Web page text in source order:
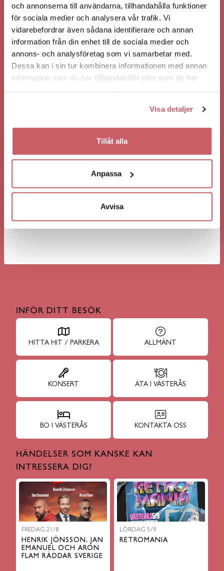
och annonserna till användarna, tillhandahålla funktioner
för sociala medier och analysera vår trafik. Vi
vidarebefordrar även sådana identifierare och annan
information från din enhet till de sociala medier och
annons- och analysföretag som vi samarbetar med.
Dessa kan i sin tur kombinera informationen med annan
information som du har tillhandahållit eller som de har
Visa detaljer
Tillåt alla
Anpassa
Avvisa
Stora paketet: 3 enheter öl/vin/cider/bubbel, 1 snaps/avec –
361 kr ex moms
Mellanpaketet: 3 enheter öl/vin/cider/bubbel – 237 kr
ex moms
Lilla paketet: 2 enheter öl/vin/cider/bubbel – 158 kr
ex moms
Enhet öl/vin/cider/bubbel 79 kr ex moms.
Snaps/avec 124 kr ex moms
Champagne 139 kr ex moms.
Alkoholfritt vin/öl 55 kr ex moms.
INFÖR DITT BESÖK
HITTA HIT / PARKERA ALLMÄNT
KONSERT ÄTA I VÄSTERÅS
BO I VÄSTERÅS KONTAKTA OSS
HÄNDELSER SOM KANSKE KAN
INTRESSERA DIG?
FREDAG 21/8
HENRIK JÖNSSON, JAN
EMANUEL OCH ARON
FLAM RÄDDAR SVERIGE
LÖRDAG 5/9
RETROMANIA